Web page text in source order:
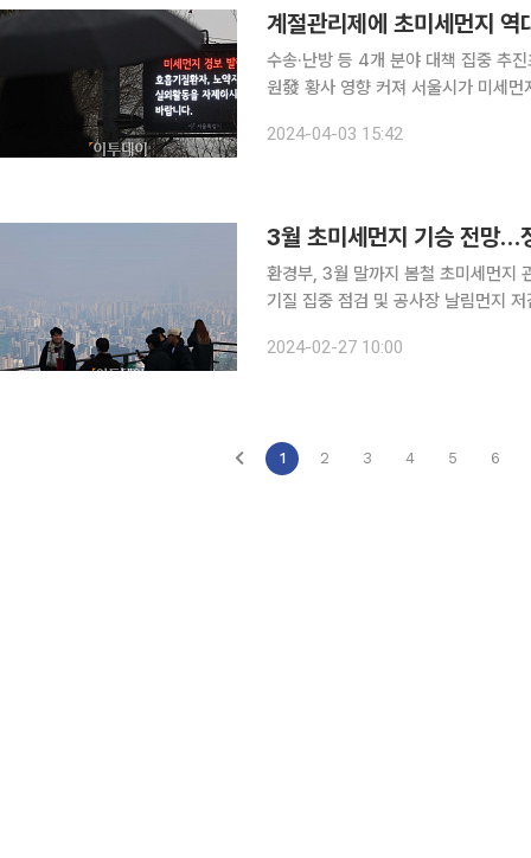
계절관리제에 초미세먼지 역
수송·난방 등 4개 분야 대책 집중 추
원發 황사 영향 커져 서울시가 미세먼지 계절관리제 시행 이후 초미세먼지 농도가 역대 최저치를 달
2024-04-03 15:42
3월 초미세먼지 기승 전망…
환경부, 3월 말까지 봄철 초미세먼지
기질 집중 점검 및 공사장 날림먼지 저감 추진 3월은 1년 중 초미세먼지 농도가 가
부터 추진 중인 '제5차 미세먼지 계절
2024-02-27 10:00
1 2 3 4 5 6